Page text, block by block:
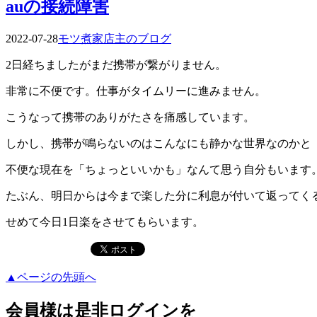
auの接続障害
2022-07-28モツ煮家店主のブログ
2日経ちましたがまだ携帯が繋がりません。
非常に不便です。仕事がタイムリーに進みません。
こうなって携帯のありがたさを痛感しています。
しかし、携帯が鳴らないのはこんなにも静かな世界なのかと
不便な現在を「ちょっといいかも」なんて思う自分もいます。
たぶん、明日からは今まで楽した分に利息が付いて返ってく
せめて今日1日楽をさせてもらいます。
▲ページの先頭へ
会員様は是非ログインを